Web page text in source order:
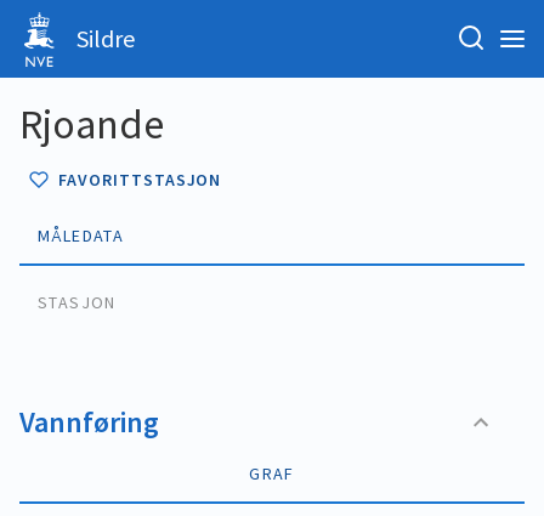
Sildre
Rjoande
FAVORITTSTASJON
MÅLEDATA
STASJON
Vannføring
GRAF